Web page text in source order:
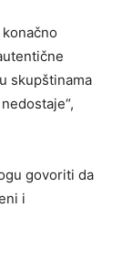
skupštinama
govoriti da
i